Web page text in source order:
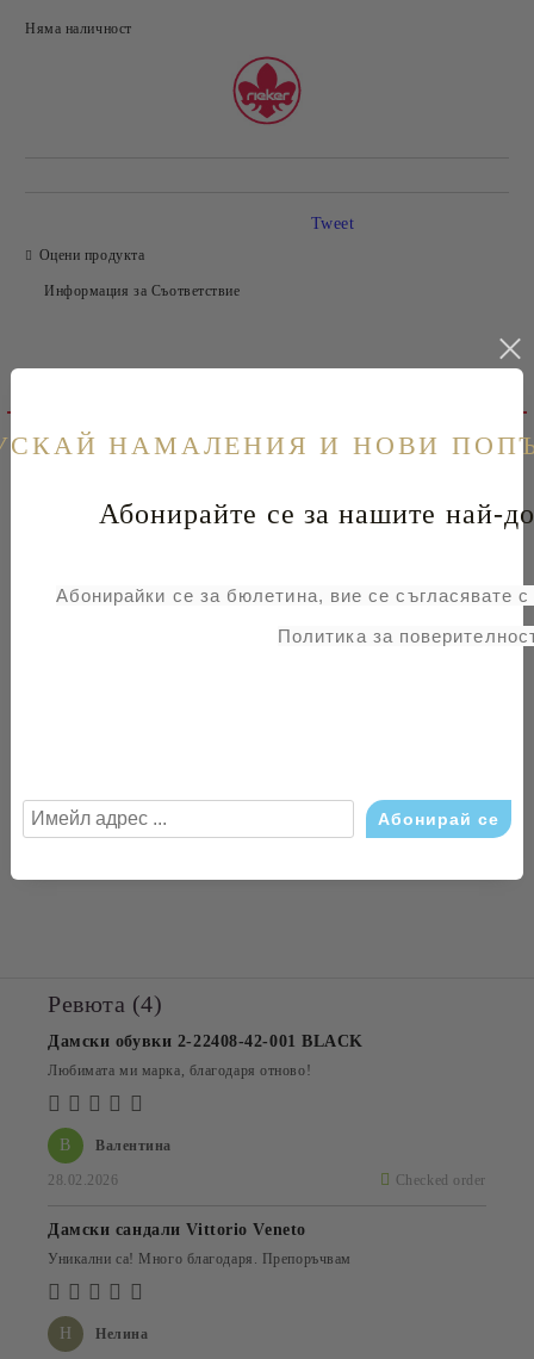
Няма наличност
Оцени продукта
Информация за Съответствие
Tweet
Ревюта
Свързани продукти
Лицева част: естествена кожа
Вътрешна част: естествена кожа
Ревюта (4)
В Валентина
28.02.2026 Checked order
Дамски обувки 2-22408-42-001 BLACK
Любимата ми марка, благодаря отново!
Н Нелина
Дамски сандали Vittorio Veneto
Уникални са! Много благодаря. Препоръчвам
НАМАЛЕНИЯ И НОВИ
Абонирайте се за нашите най-
Абонирайки се за бюлетина, вие се съгласявате
Политика за